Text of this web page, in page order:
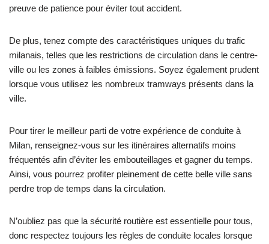
preuve de patience pour éviter tout accident.
De plus, tenez compte des caractéristiques uniques du trafic
milanais, telles que les restrictions de circulation dans le centre-
ville ou les zones à faibles émissions. Soyez également prudent
lorsque vous utilisez les nombreux tramways présents dans la
ville.
Pour tirer le meilleur parti de votre expérience de conduite à
Milan, renseignez-vous sur les itinéraires alternatifs moins
fréquentés afin d’éviter les embouteillages et gagner du temps.
Ainsi, vous pourrez profiter pleinement de cette belle ville sans
perdre trop de temps dans la circulation.
N’oubliez pas que la sécurité routière est essentielle pour tous,
donc respectez toujours les règles de conduite locales lorsque